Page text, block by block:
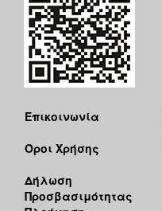
Επικοινωνία
Όροι Χρήσης
Δήλωση
Προσβασιμότητας